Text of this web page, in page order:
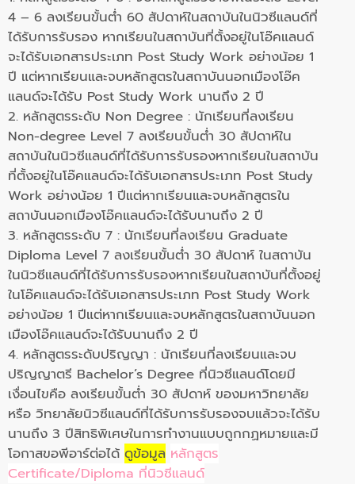
4 – 6 ลงเรียนขั้นต่ำ 60 สัปดาห์ในสถาบันในนิวซีแลนด์ที่
ได้รับการรับรอง หากเรียนในสถาบันที่ตั้งอยู่ในโอ๊คแลนด์
จะได้รับเอกสารประเภท Post Study Work อย่างน้อย 1
ปี แต่หากเรียนและจบหลักสูตรในสถาบันนอกเมืองโอ๊ค
แลนด์จะได้รับ Post Study Work นานถึง 2 ปี
2. หลักสูตรระดับ Non Degree : นักเรียนที่ลงเรียน
Non-degree Level 7 ลงเรียนขั้นต่ำ 30 สัปดาห์ใน
สถาบันในนิวซีแลนด์ที่ได้รับการรับรองหากเรียนในสถาบัน
ที่ตั้งอยู่ในโอ๊คแลนด์จะได้รับเอกสารประเภท Post Study
Work อย่างน้อย 1 ปีแต่หากเรียนและจบหลักสูตรใน
สถาบันนอกเมืองโอ๊คแลนด์จะได้รับนานถึง 2 ปี
3. หลักสูตรระดับ 7 : นักเรียนที่ลงเรียน Graduate
Diploma Level 7 ลงเรียนขั้นต่ำ 30 สัปดาห์ ในสถาบัน
ในนิวซีแลนด์ที่ได้รับการรับรองหากเรียนในสถาบันที่ตั้งอยู่
ในโอ๊คแลนด์จะได้รับเอกสารประเภท Post Study Work
อย่างน้อย 1 ปีแต่หากเรียนและจบหลักสูตรในสถาบันนอก
เมืองโอ๊คแลนด์จะได้รับนานถึง 2 ปี
4. หลักสูตรระดับปริญญา : นักเรียนที่ลงเรียนและจบ
ปริญญาตรี Bachelor’s Degree ที่นิวซีแลนด์โดยมี
เงื่อนไขคือ ลงเรียนขั้นต่ำ 30 สัปดาห์ ของมหาวิทยาลัย
หรือ วิทยาลัยนิวซีแลนด์ที่ได้รับการรับรองจบแล้วจะได้รับ
นานถึง 3 ปีสิทธิพิเศษในการทำงานแบบถูกกฏหมายและมี
โอกาสขอพีอาร์ต่อได้ ดูข้อมูล หลักสูตร
Certificate/Diploma ที่นิวซีแลนด์